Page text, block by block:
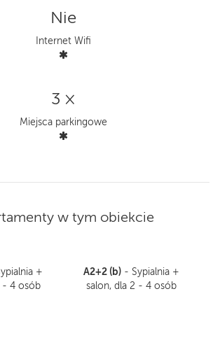
Nie
Internet Wifi
3 ×
Miejsca parkingowe
w tym obiekcie
+
- 4 osób
A2+2 (b)- Sypialnia +
salon, dla 2 - 4 osób